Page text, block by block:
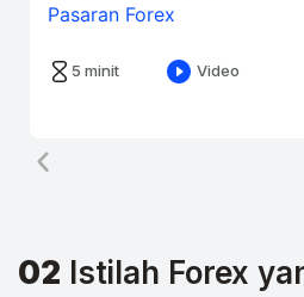
Pasaran Forex
5 minit Video
02 Istilah Forex